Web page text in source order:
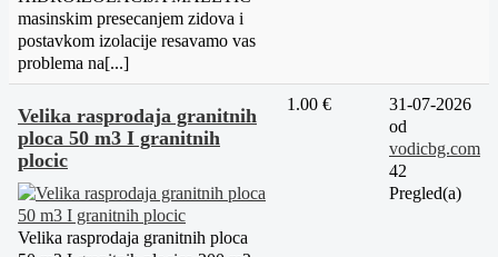
masinskim presecanjem zidova i
postavkom izolacije resavamo vas
problema na[...]
Velika rasprodaja granitnih
ploca 50 m3 I granitnih
plocic
Velika rasprodaja granitnih ploca
1.00 €
31-07-2026
od
vodicbg.com
42
Pregled(a)